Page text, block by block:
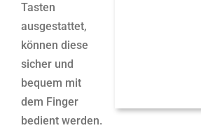
Tasten
ausgestattet,
können diese
sicher und
bequem mit
dem Finger
bedient werden.